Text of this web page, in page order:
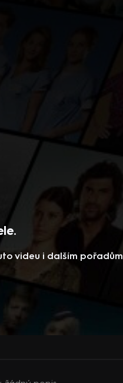
videu i dalším pořadům